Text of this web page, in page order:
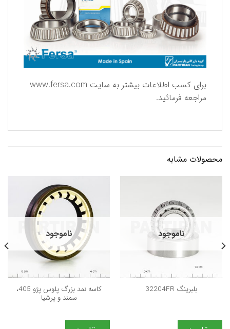
برای كسب اطلاعات بیشتر به سایت www.fersa.com
مراجعه فرمائید.
محصولات مشابه
ناموجود
بلبرینگ 32204FR
ناموجود
كاسه نمد بزرگ پلوس پژو 405،
سمند و پرشيا